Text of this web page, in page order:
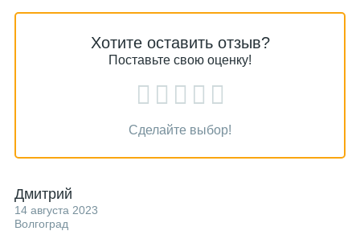
Хотите оставить отзыв?
Поставьте свою оценку!
Сделайте выбор!
Дмитрий
14 августа 2023
Волгоград